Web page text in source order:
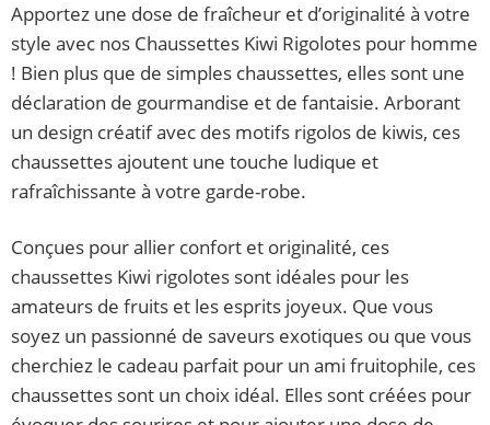
Apportez une dose de fraîcheur et d’originalité à votre
style avec nos Chaussettes Kiwi Rigolotes pour homme
! Bien plus que de simples chaussettes, elles sont une
déclaration de gourmandise et de fantaisie. Arborant
un design créatif avec des motifs rigolos de kiwis, ces
chaussettes ajoutent une touche ludique et
rafraîchissante à votre garde-robe.
Conçues pour allier confort et originalité, ces
chaussettes Kiwi rigolotes sont idéales pour les
amateurs de fruits et les esprits joyeux. Que vous
soyez un passionné de saveurs exotiques ou que vous
cherchiez le cadeau parfait pour un ami fruitophile, ces
chaussettes sont un choix idéal. Elles sont créées pour